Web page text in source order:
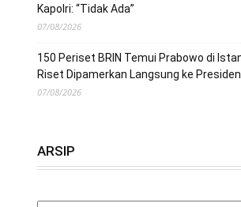
Kapolri: “Tidak Ada”
07/08/2026
150 Periset BRIN Temui Prabowo di
Riset Dipamerkan Langsung ke Presiden
07/08/2026
ARSIP
ARSIP